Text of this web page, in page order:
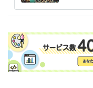
自分を愛せるようになると
世界が一気に輝きだすんで
自信が生まれる、人間関係
仕事も良い流れになる、愛
そんな幸せの連鎖を起こせ